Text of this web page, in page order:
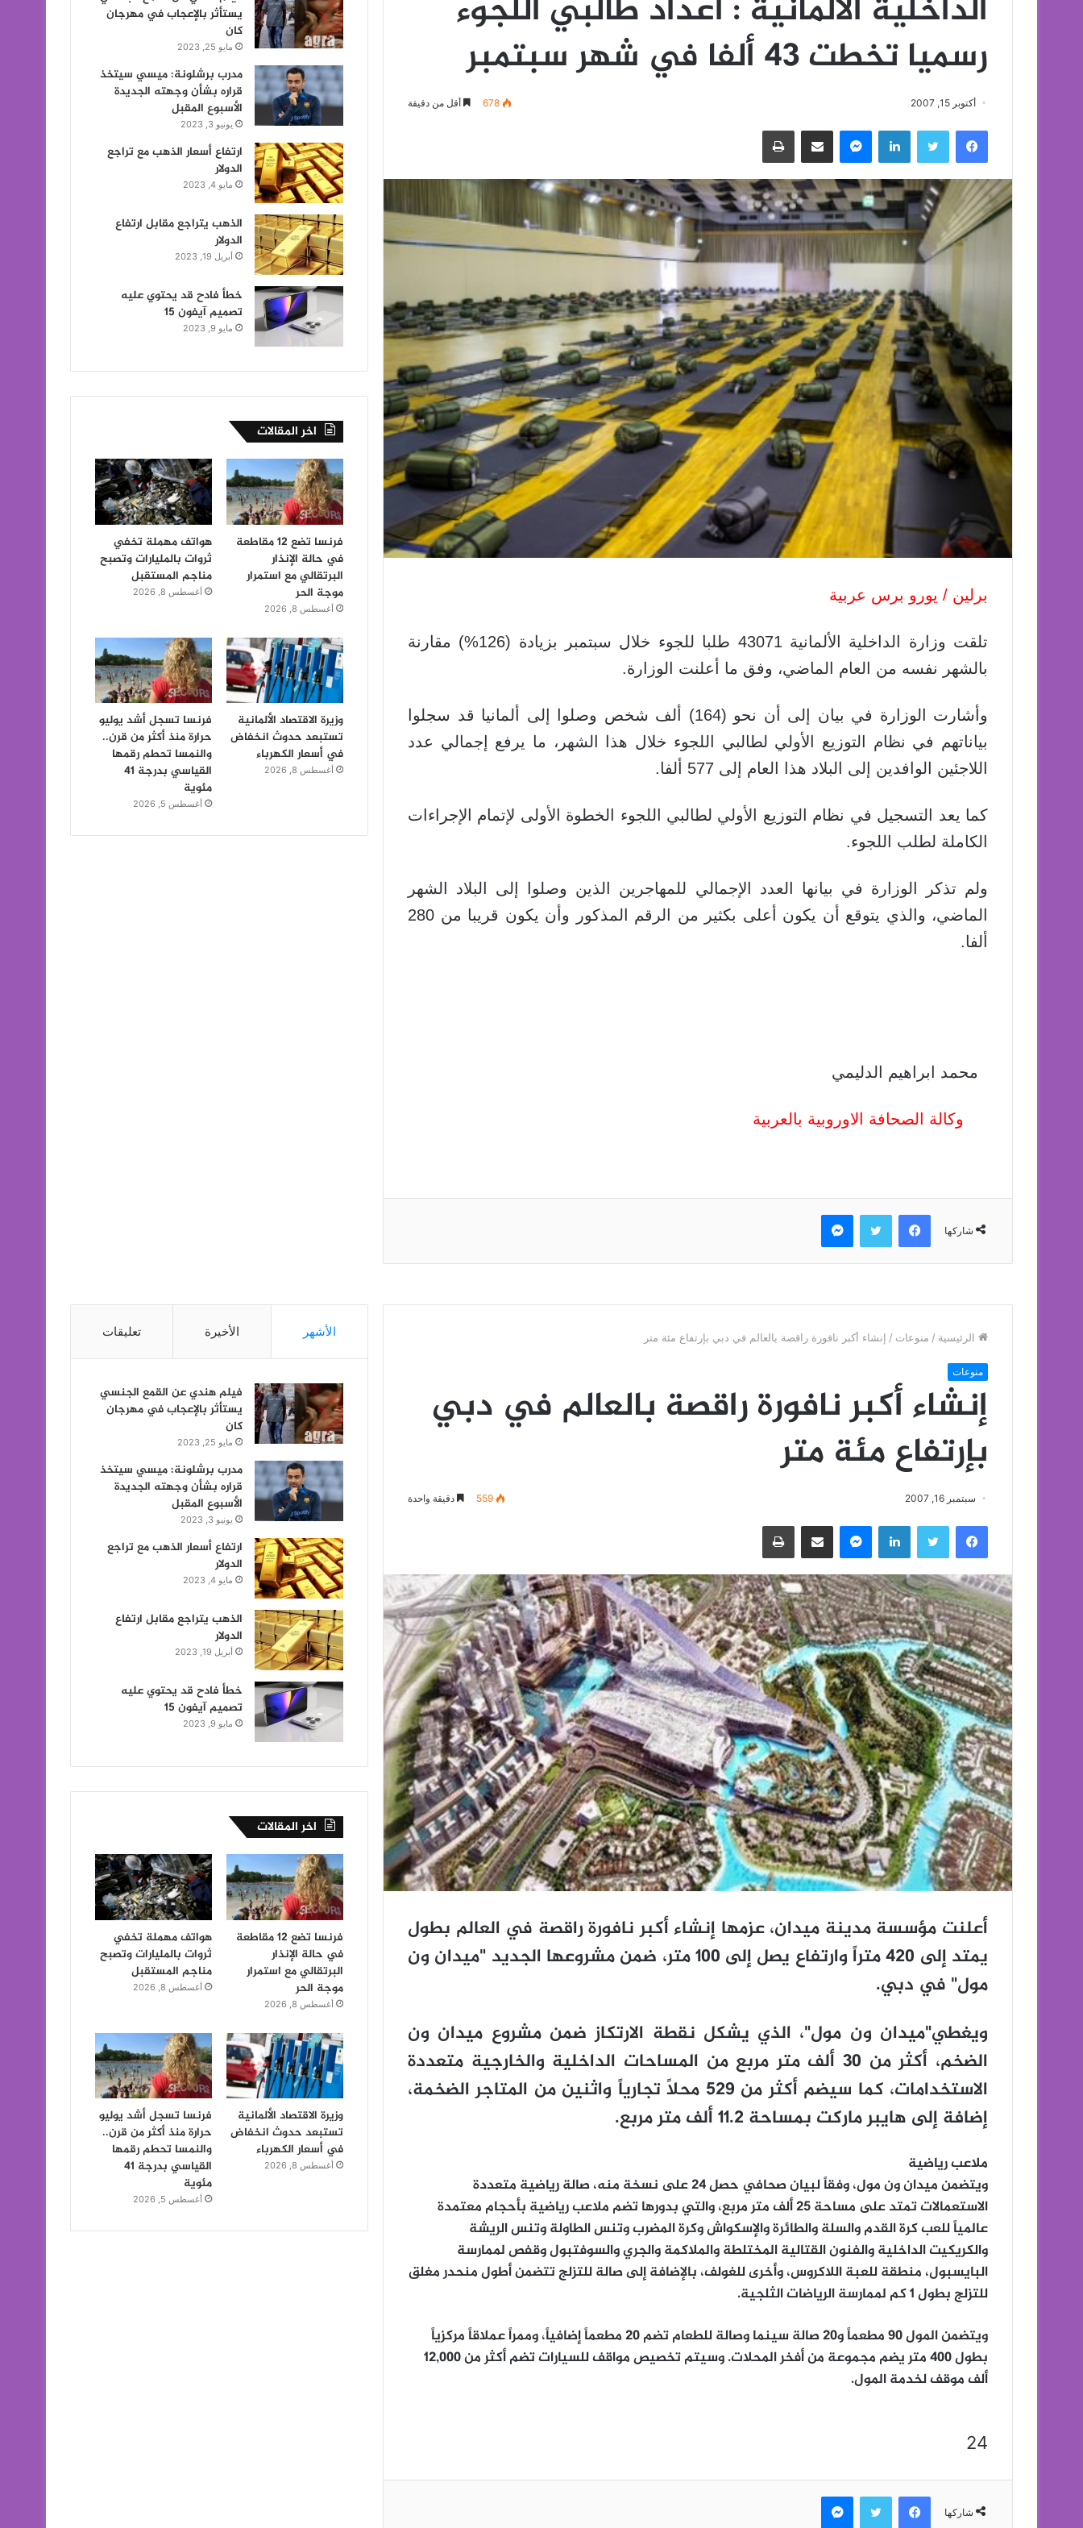
الداخلية الالمانية : اعداد طالبي اللجوء
رسميا تخطت 43 ألفا في شهر سبتمبر
أكتوبر 15, 2007 678 أقل من دقيقة
فيسبوك تويتر لينكدإن ماسنجر مشاركة عبر البريد طباعة
برلين / يورو برس عربية
تلقت وزارة الداخلية الألمانية 43071 طلبا للجوء خلال سبتمبر بزيادة (126%) مقارنة
بالشهر نفسه من العام الماضي، وفق ما أعلنت الوزارة.
وأشارت الوزارة في بيان إلى أن نحو (164) ألف شخص وصلوا إلى ألمانيا قد سجلوا
بياناتهم في نظام التوزيع الأولي لطالبي اللجوء خلال هذا الشهر، ما يرفع إجمالي عدد
اللاجئين الوافدين إلى البلاد هذا العام إلى 577 ألفا.
كما يعد التسجيل في نظام التوزيع الأولي لطالبي اللجوء الخطوة الأولى لإتمام الإجراءات
الكاملة لطلب اللجوء.
ولم تذكر الوزارة في بيانها العدد الإجمالي للمهاجرين الذين وصلوا إلى البلاد الشهر
الماضي، والذي يتوقع أن يكون أعلى بكثير من الرقم المذكور وأن يكون قريبا من 280
ألفا.
محمد ابراهيم الدليمي
وكالة الصحافة الاوروبية بالعربية
شاركها
فيسبوك تويتر ماسنجر
يستأثر بالإعجاب في مهرجان
كان
مايو 25, 2023
مدرب برشلونة: ميسي سيتخذ
قراره بشأن وجهته الجديدة
الأسبوع المقبل
يونيو 3, 2023
ارتفاع أسعار الذهب مع تراجع
الدولار
مايو 4, 2023
الذهب يتراجع مقابل ارتفاع
الدولار
أبريل 19, 2023
خطأ فادح قد يحتوي عليه
تصميم آيفون 15
مايو 9, 2023
اخر المقالات
فرنسا تضع 12 مقاطعة
في حالة الإنذار
البرتقالي مع استمرار
موجة الحر
أغسطس 8, 2026
هواتف مهملة تخفي
ثروات بالمليارات وتصبح
مناجم المستقبل
أغسطس 8, 2026
وزيرة الاقتصاد الألمانية
تستبعد حدوث انخفاض
في أسعار الكهرباء
أغسطس 8, 2026
فرنسا تسجل أشد يوليو
حرارة منذ أكثر من قرن..
والنمسا تحطم رقمها
القياسي بدرجة 41
مئوية
أغسطس 5, 2026